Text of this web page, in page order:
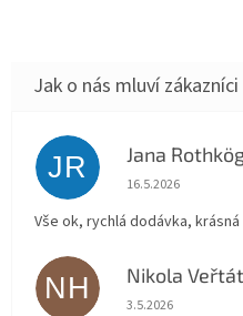
JR Jana
Hodnocení
16.5.2026
Vše ok, rychlá dodávka,
NH Nikola
Hodnocení
3.5.2026